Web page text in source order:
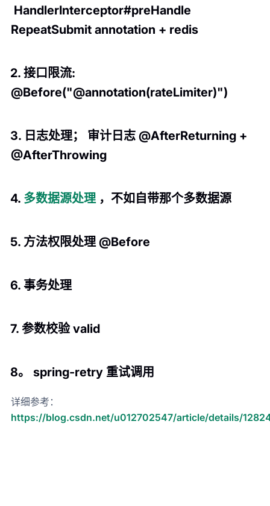
HandlerInterceptor#preHandle
RepeatSubmit annotation + redis
2. 接口限流:
@Before("@annotation(rateLimiter)")
3. 日志处理； 审计日志 @AfterReturning +
@AfterThrowing
4. 多数据源处理，不如自带那个多数据源
5. 方法权限处理 @Before
6. 事务处理
7. 参数校验 valid
8。 spring-retry 重试调用
详细参考：
https://blog.csdn.net/u012702547/article/details/